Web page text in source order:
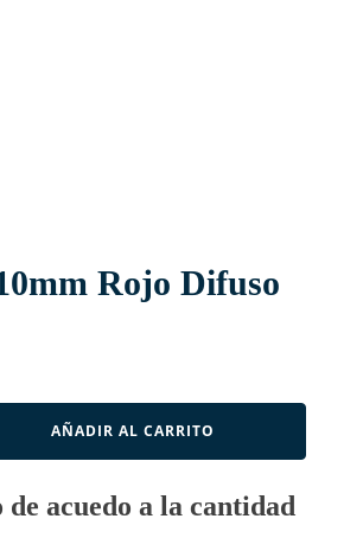
Rojo Difuso
AÑADIR AL CARRITO
de acuedo a la cantidad